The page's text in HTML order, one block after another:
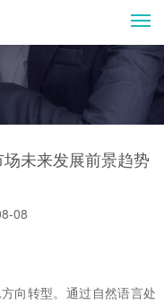
未来发展前景趋势
08
向转型。通过自然语言处